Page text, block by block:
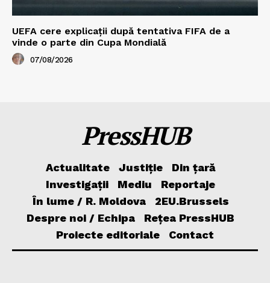
UEFA cere explicații după tentativa FIFA de a
vinde o parte din Cupa Mondială
07/08/2026
PressHUB
Actualitate Justiție
Din țară
Investigații
Mediu
Reportaje
În lume / R. Moldova
2EU.Brussels
Despre noi / Echipa
Rețea PressHUB
Proiecte editoriale
Contact